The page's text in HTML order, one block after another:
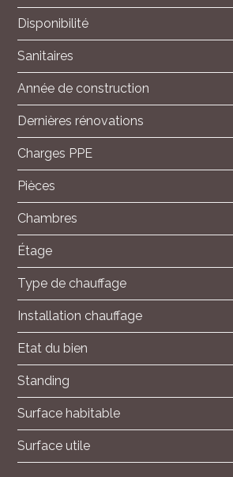
Disponibilité
Sanitaires
Année de construction
Dernières rénovations
Charges PPE
Pièces
Chambres
Étage
Type de chauffage
Installation chauffage
Etat du bien
Standing
Surface habitable
Surface utile